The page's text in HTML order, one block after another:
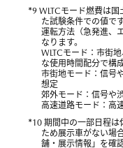
*9 WLTCモード燃費は
た試験条件での値で
運転方法（急発進、
なります。
WLTCモード：市街
な使用時間配分で構
市街地モード：信号
想定
郊外モード：信号や
高速道路モード：高
*10 期間中の一部日程は
ため展示車がない場
舗・展示情報」を確